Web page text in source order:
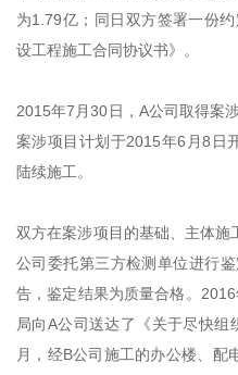
为1.79亿；同日双方签署一份
设工程施工合同协议书》。
2015年7月30日，A公司取得案
案涉项目计划于2015年6月8日
陆续施工。
双方在案涉项目的基础、主体
公司委托第三方检测单位进行
告，鉴定结果为质量合格。
局向A公司送达了《关于尽快
月，经B公司施工的办公楼、配